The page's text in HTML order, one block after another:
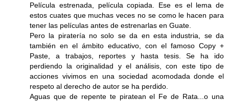
Película estrenada, película copiada. Ese es el lema de
estos cuates que muchas veces no se como le hacen para
tener las películas antes de estrenarlas en Guate.
Pero la piratería no solo se da en esta industria, se da
también en el ámbito educativo, con el famoso Copy +
Paste, a trabajos, reportes y hasta tesis. Se ha ido
perdiendo la originalidad y el análisis, con este tipo de
acciones vivimos en una sociedad acomodada donde el
respeto al derecho de autor se ha perdido.
Aguas que de repente te piratean el Fe de Rata...o una